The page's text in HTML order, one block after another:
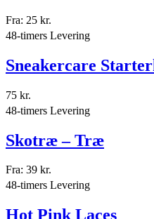
Fra: 25 kr.
48-timers Levering
Sneakercare
75 kr.
48-timers Levering
Skotræ – Træ
Fra: 39 kr.
48-timers Levering
Hot Pink Laces